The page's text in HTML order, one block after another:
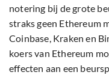
notering bij de grote
straks geen Ethereum
Coinbase, Kraken en
koers van Ethereum
effecten aan een